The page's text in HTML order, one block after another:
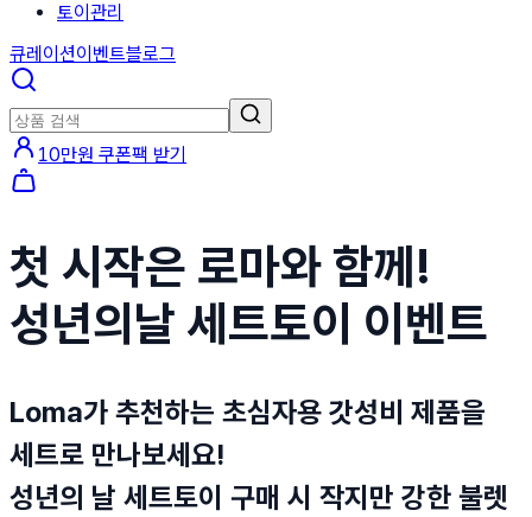
토이관리
큐레이션이벤트블로그
10만원 쿠폰팩 받기
첫 시작은 로마와 함께!
성년의날 세트토이 이벤트
Loma가 추천하는 초심자용 갓성비 제품을
세트로 만나보세요!
성년의 날 세트토이 구매 시 작지만 강한 불렛